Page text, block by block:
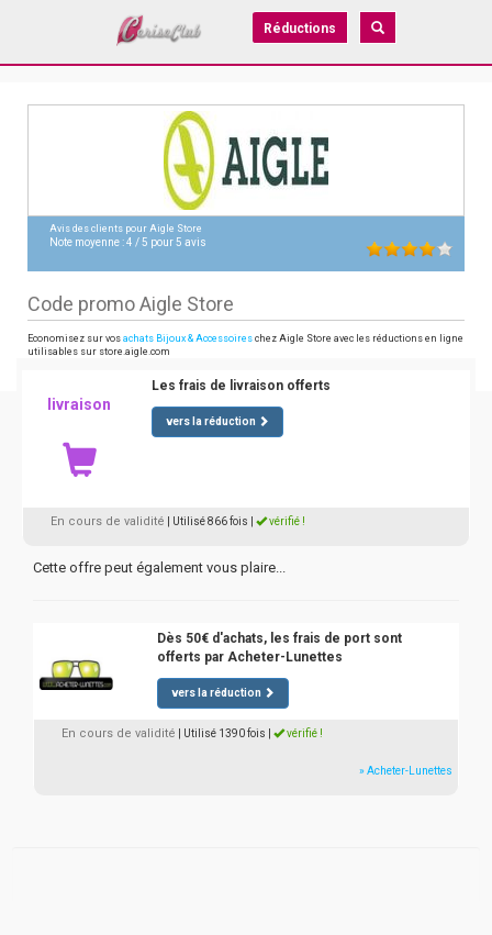
Réductions
Avis des clients pour Aigle Store
Note moyenne :4 /5 pour5 avis
Code promo Aigle Store
Economisez sur vos achats Bijoux & Accessoires chez Aigle Store avec les réductions en ligne
utilisables sur store.aigle.com
livraison
Les frais de livraison offerts
vers la réduction
En cours de validité | Utilisé 866 fois vérifié !
Cette offre peut également vous plaire...
Dès 50€ d'achats, les frais de port sont
offerts par Acheter-Lunettes
vers la réduction
En cours de validité | Utilisé 1390 fois vérifié !
» Acheter-Lunettes